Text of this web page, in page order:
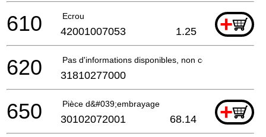
Ecrou +
610 42001007053 1.25
Pas d'informations disponibles, non commandable
620 31810277000
Pièce d&#039;embrayage +
650 30102072001 68.14